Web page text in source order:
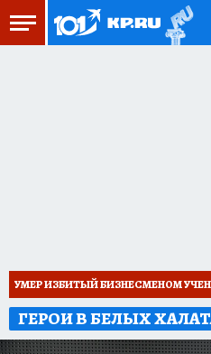
УМЕР ИЗБИТЫЙ БИЗНЕСМЕНОМ
ГЕРОИ В БЕЛЫХ